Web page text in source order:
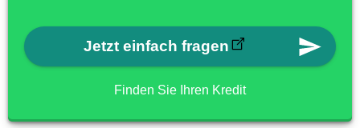
Jetzt einfach fragen
Finden Sie Ihren Kredit